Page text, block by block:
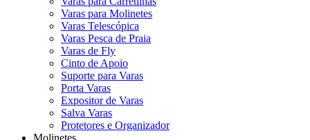
Varas para Molinetes
Varas Telescópica
Varas Pesca de Praia
Varas de Fly
Cinto de Apoio
Suporte para Varas
Porta Varas
Expositor de Varas
Salva Varas
Protetores e Organizador
Molinetes